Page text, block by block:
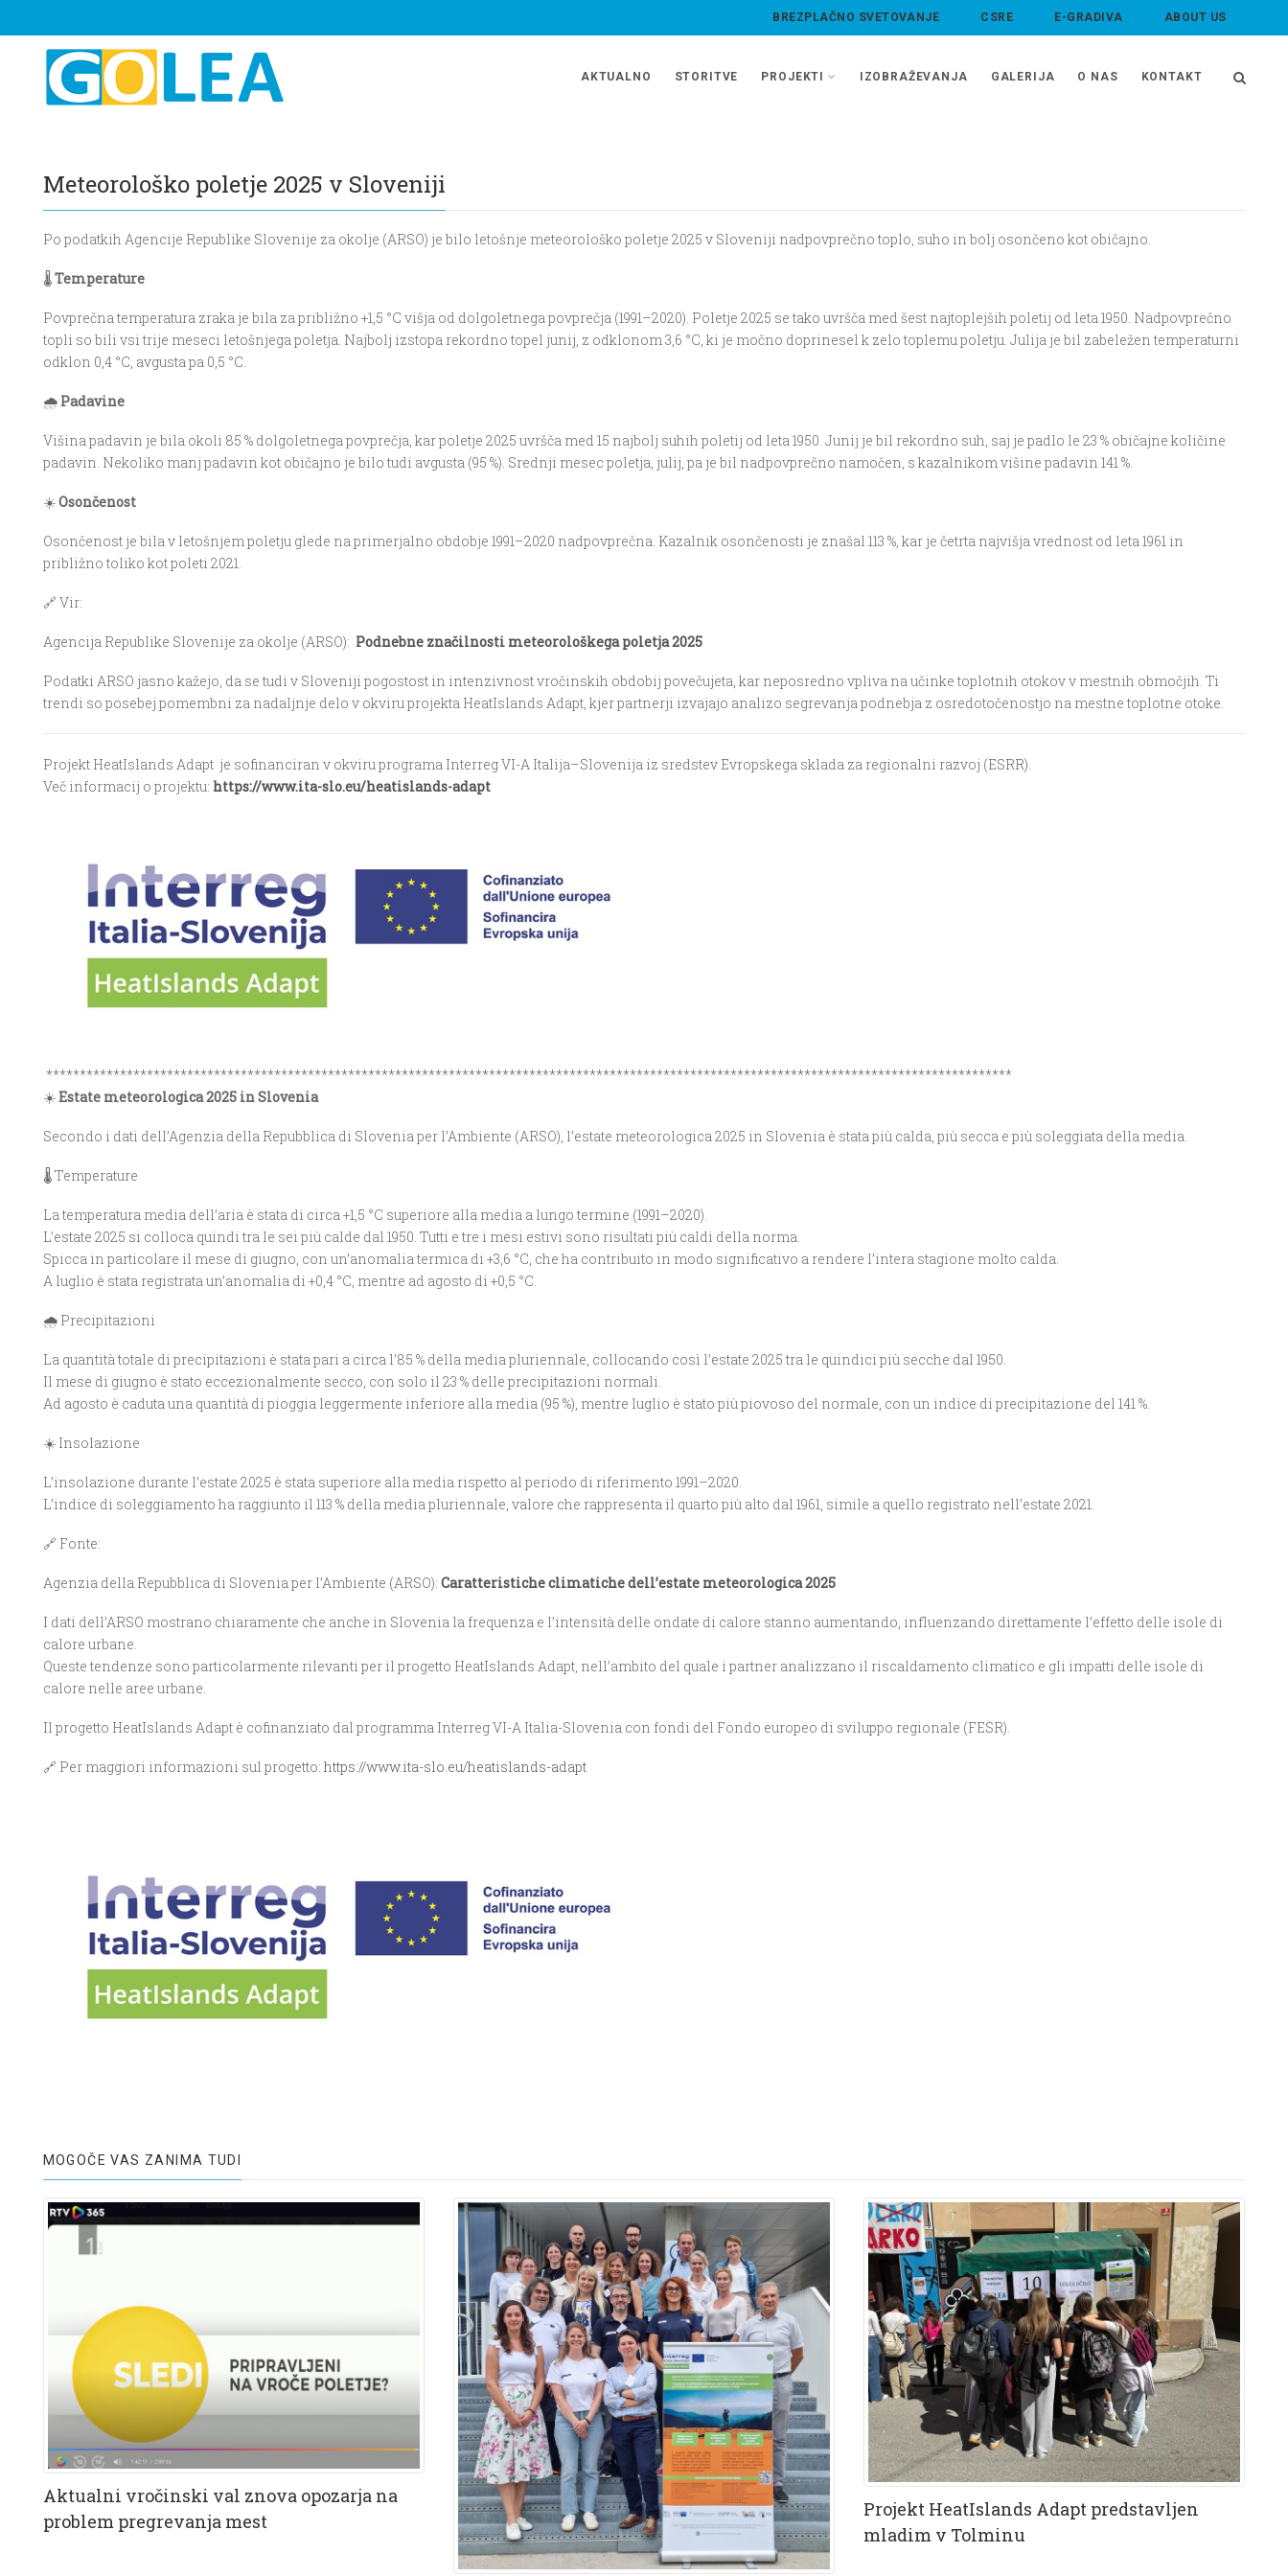
BREZPLAČNO SVETOVANJE CSRE E-GRADIVA ABOUT US
AKTUALNO STORITVE PROJEKTI IZOBRAŽEVANJA GALERIJA O NAS KONTAKT
Meteorološko poletje 2025 v Sloveniji
Po podatkih Agencije Republike Slovenije za okolje (ARSO) je bilo letošnje meteorološko poletje 2025 v Sloveniji nadpovprečno toplo, suho in bolj osončeno kot običajno.
🌡️Temperature
Povprečna temperatura zraka je bila za približno +1,5 °C višja od dolgoletnega povprečja (1991–2020). Poletje 2025 se tako uvršča med šest najtoplejših poletij od leta 1950. Nadpovprečno
topli so bili vsi trije meseci letošnjega poletja. Najbolj izstopa rekordno topel junij, z odklonom 3,6 °C, ki je močno doprinesel k zelo toplemu poletju. Julija je bil zabeležen temperaturni
odklon 0,4 °C, avgusta pa 0,5 °C.
🌧️Padavine
Višina padavin je bila okoli 85 % dolgoletnega povprečja, kar poletje 2025 uvršča med 15 najbolj suhih poletij od leta 1950. Junij je bil rekordno suh, saj je padlo le 23 % običajne količine
padavin. Nekoliko manj padavin kot običajno je bilo tudi avgusta (95 %). Srednji mesec poletja, julij, pa je bil nadpovprečno namočen, s kazalnikom višine padavin 141 %.
☀️Osončenost
Osončenost je bila v letošnjem poletju glede na primerjalno obdobje 1991–2020 nadpovprečna. Kazalnik osončenosti je znašal 113 %, kar je četrta najvišja vrednost od leta 1961 in
približno toliko kot poleti 2021.
🔗 Vir:
Agencija Republike Slovenije za okolje (ARSO): Podnebne značilnosti meteorološkega poletja 2025
Podatki ARSO jasno kažejo, da se tudi v Sloveniji pogostost in intenzivnost vročinskih obdobij povečujeta, kar neposredno vpliva na učinke toplotnih otokov v mestnih območjih. Ti
trendi so posebej pomembni za nadaljnje delo v okviru projekta HeatIslands Adapt, kjer partnerji izvajajo analizo segrevanja podnebja z osredotočenostjo na mestne toplotne otoke.
Projekt HeatIslands Adapt je sofinanciran v okviru programa Interreg VI-A Italija–Slovenija iz sredstev Evropskega sklada za regionalni razvoj (ESRR).
Več informacij o projektu: https://www.ita-slo.eu/heatislands-adapt
************************************************************************************************************************************************
☀️Estate meteorologica 2025 in Slovenia
Secondo i dati dell’Agenzia della Repubblica di Slovenia per l’Ambiente (ARSO), l’estate meteorologica 2025 in Slovenia è stata più calda, più secca e più soleggiata della media.
🌡️ Temperature
La temperatura media dell’aria è stata di circa +1,5 °C superiore alla media a lungo termine (1991–2020).
L’estate 2025 si colloca quindi tra le sei più calde dal 1950. Tutti e tre i mesi estivi sono risultati più caldi della norma.
Spicca in particolare il mese di giugno, con un’anomalia termica di +3,6 °C, che ha contribuito in modo significativo a rendere l’intera stagione molto calda.
A luglio è stata registrata un’anomalia di +0,4 °C, mentre ad agosto di +0,5 °C.
🌧️ Precipitazioni
La quantità totale di precipitazioni è stata pari a circa l’85 % della media pluriennale, collocando così l’estate 2025 tra le quindici più secche dal 1950.
Il mese di giugno è stato eccezionalmente secco, con solo il 23 % delle precipitazioni normali.
Ad agosto è caduta una quantità di pioggia leggermente inferiore alla media (95 %), mentre luglio è stato più piovoso del normale, con un indice di precipitazione del 141 %.
☀️ Insolazione
L’insolazione durante l’estate 2025 è stata superiore alla media rispetto al periodo di riferimento 1991–2020.
L’indice di soleggiamento ha raggiunto il 113 % della media pluriennale, valore che rappresenta il quarto più alto dal 1961, simile a quello registrato nell’estate 2021.
🔗 Fonte:
Agenzia della Repubblica di Slovenia per l’Ambiente (ARSO): Caratteristiche climatiche dell’estate meteorologica 2025
I dati dell’ARSO mostrano chiaramente che anche in Slovenia la frequenza e l’intensità delle ondate di calore stanno aumentando, influenzando direttamente l’effetto delle isole di
calore urbane.
Queste tendenze sono particolarmente rilevanti per il progetto HeatIslands Adapt, nell’ambito del quale i partner analizzano il riscaldamento climatico e gli impatti delle isole di
calore nelle aree urbane.
Il progetto HeatIslands Adapt è cofinanziato dal programma Interreg VI-A Italia-Slovenia con fondi del Fondo europeo di sviluppo regionale (FESR).
🔗 Per maggiori informazioni sul progetto: https://www.ita-slo.eu/heatislands-adapt
MOGOČE VAS ZANIMA TUDI
Aktualni vročinski val znova opozarja na
problem pregrevanja mest
Projekt HeatIslands Adapt predstavljen
mladim v Tolminu